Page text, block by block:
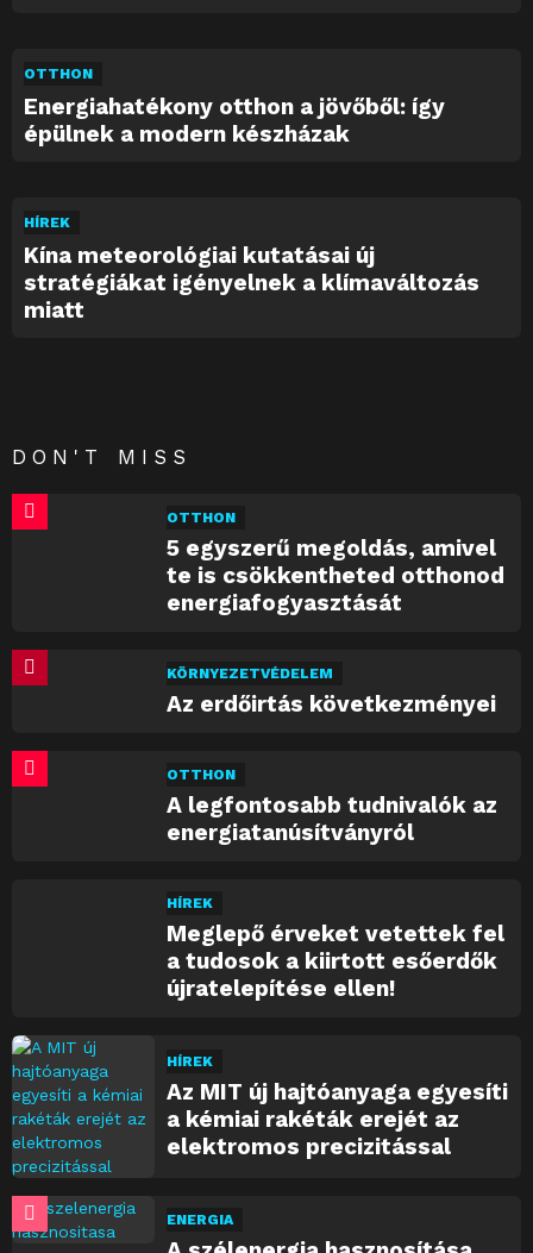
OTTHON
Energiahatékony otthon a jövőből: így
épülnek a modern készházak
HÍREK
Kína meteorológiai kutatásai új
stratégiákat igényelnek a klímaváltozás
miatt
DON'T MISS
OTTHON
5 egyszerű megoldás, amivel
te is csökkentheted otthonod
energiafogyasztását
KÖRNYEZETVÉDELEM
Az erdőirtás következményei
OTTHON
A legfontosabb tudnivalók az
energiatanúsítványról
HÍREK
Meglepő érveket vetettek fel
a tudosok a kiirtott esőerdők
újratelepítése ellen!
HÍREK
Az MIT új hajtóanyaga egyesíti
a kémiai rakéták erejét az
elektromos precizitással
ENERGIA